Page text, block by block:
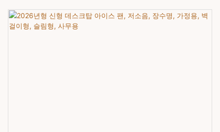
했습니다. 휴대가 간편하고 탁상용으로 적합하며, 스크린 인쇄/레이저 인쇄/UV
인쇄 로고 인쇄를 지원하여 OEM 맞춤 제작이 가능합니다. 가정, 차량 및 상업